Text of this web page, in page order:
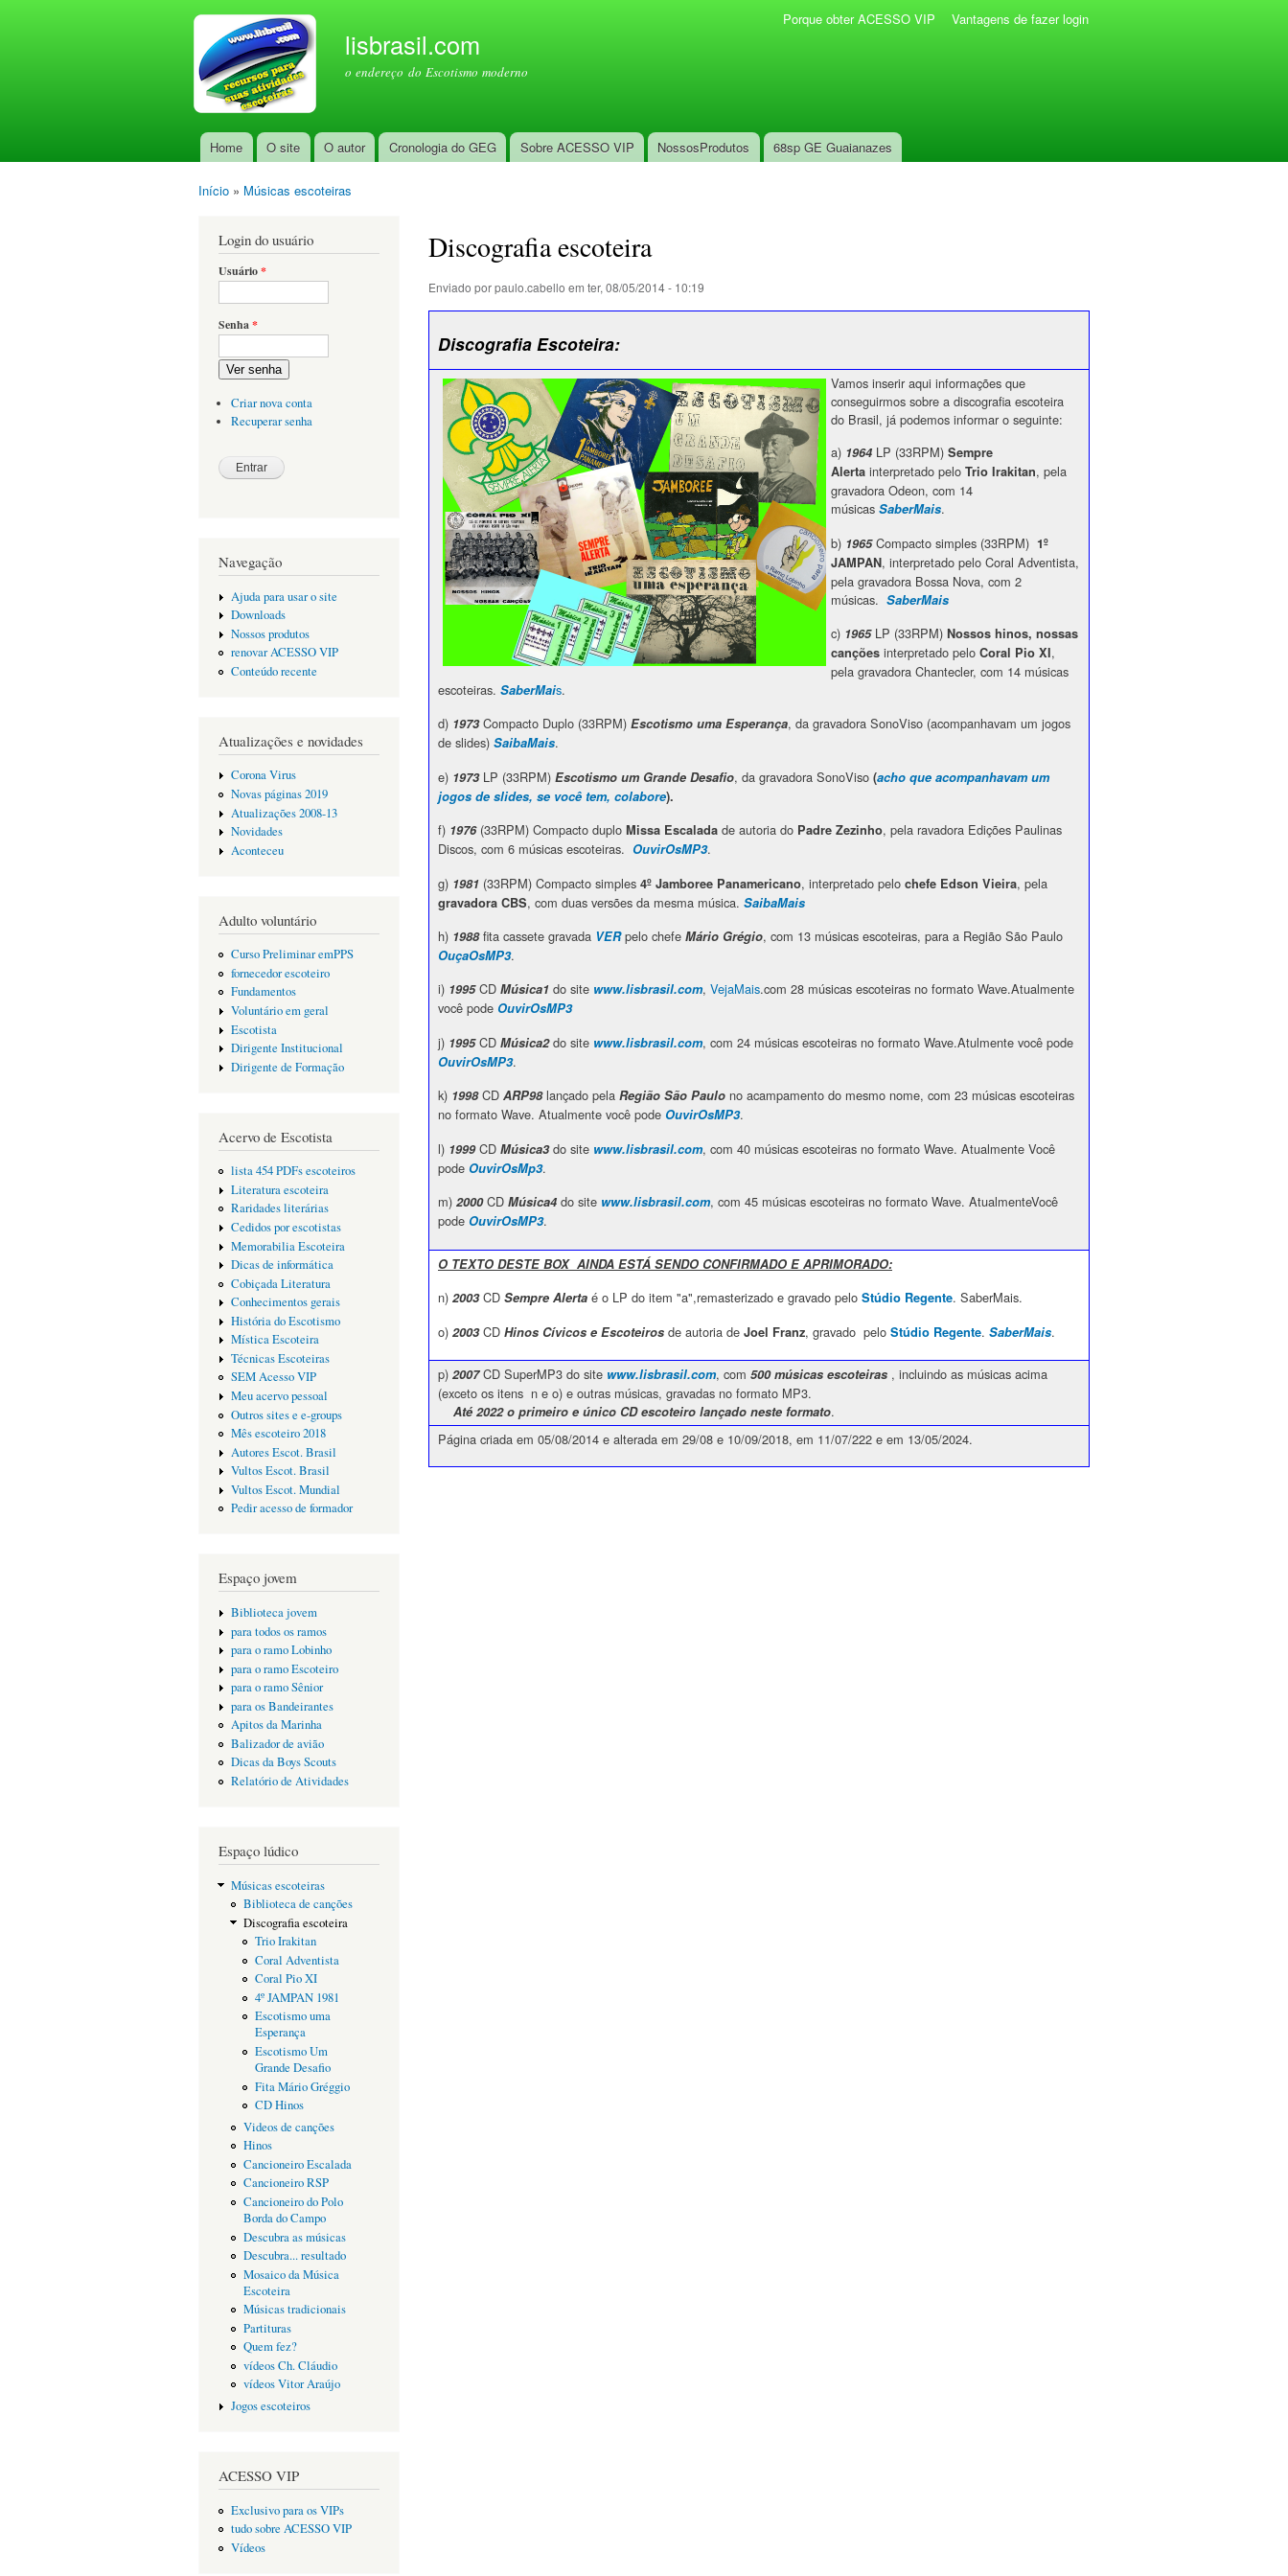
lisbrasil.com
o endereço do Escotismo moderno
Menu principal
Home O site O autor Cronologia do GEG Sobre ACESSO VIP NossosProdutos 68sp GE Guaianazes
Porque obter ACESSO VIP Vantagens de fazer login
Início » Músicas escoteiras
Login do usuário
Usuário*
Senha*
Ver senha
Criar nova conta
Recuperar senha
Navegação
Ajuda para usar o site
Downloads
Nossos produtos
renovar ACESSO VIP
Conteúdo recente
Atualizações e novidades
Corona Virus
Novas páginas 2019
Atualizações 2008-13
Novidades
Aconteceu
Adulto voluntário
Curso Preliminar emPPS
fornecedor escoteiro
Fundamentos
Voluntário em geral
Escotista
Dirigente Institucional
Dirigente de Formação
Acervo de Escotista
lista 454 PDFs escoteiros
Literatura escoteira
Raridades literárias
Cedidos por escotistas
Memorabilia Escoteira
Dicas de informática
Cobiçada Literatura
Conhecimentos gerais
História do Escotismo
Mística Escoteira
Técnicas Escoteiras
SEM Acesso VIP
Meu acervo pessoal
Outros sites e e-groups
Mês escoteiro 2018
Autores Escot. Brasil
Vultos Escot. Brasil
Vultos Escot. Mundial
Pedir acesso de formador
Espaço jovem
Biblioteca jovem
para todos os ramos
para o ramo Lobinho
para o ramo Escoteiro
para o ramo Sênior
para os Bandeirantes
Apitos da Marinha
Balizador de avião
Dicas da Boys Scouts
Relatório de Atividades
Espaço lúdico
Músicas escoteiras
Biblioteca de canções
Discografia escoteira
Trio Irakitan
Coral Adventista
Coral Pio XI
4º JAMPAN 1981
Escotismo uma
Esperança
Escotismo Um
Grande Desafio
Fita Mário Gréggio
CD Hinos
Videos de canções
Hinos
Cancioneiro Escalada
Cancioneiro RSP
Cancioneiro do Polo
Borda do Campo
Descubra as músicas
Descubra... resultado
Mosaico da Música
Escoteira
Músicas tradicionais
Partituras
Quem fez?
vídeos Ch. Cláudio
vídeos Vitor Araújo
Jogos escoteiros
ACESSO VIP
Exclusivo para os VIPs
tudo sobre ACESSO VIP
Vídeos
Discografia escoteira
Enviado porpaulo.cabello em ter, 08/05/2014 - 10:19
Discografia Escoteira:
Vamos inserir aqui informações que
conseguirmos sobre a discografia escoteira
do Brasil, já podemos informar o seguinte:
a) 1964 LP (33RPM) Sempre
Alerta interpretado pelo Trio Irakitan, pela
gravadora Odeon, com 14
músicas SaberMais.
b) 1965Compacto simples (33RPM) 1º
JAMPAN, interpretado pelo Coral Adventista,
pela gravadora Bossa Nova, com 2
músicas. SaberMais
c) 1965 LP (33RPM) Nossos hinos, nossas
canções interpretado pelo Coral Pio XI,
pela gravadora Chantecler, com 14 músicas
escoteiras. SaberMais.
d) 1973Compacto Duplo (33RPM) Escotismo uma Esperança, da gravadora SonoViso (acompanhavam um jogos
de slides) SaibaMais.
e) 1973 LP (33RPM) Escotismo um Grande Desafio, da gravadora SonoViso (acho que acompanhavam um
jogos de slides, se você tem, colabore).
f) 1976(33RPM) Compacto duplo Missa Escalada de autoria do Padre Zezinho, pela ravadora Edições Paulinas
Discos, com 6 músicas escoteiras. OuvirOsMP3.
g) 1981 (33RPM) Compacto simples 4º Jamboree Panamericano, interpretado pelo chefe Edson Vieira, pela
gravadora CBS, com duas versões da mesma música. SaibaMais
h) 1988fita cassete gravada VERpelo chefe Mário Grégio, com 13 músicas escoteiras, para a Região São Paulo
OuçaOsMP3.
i) 1995CD Música1 do site www.lisbrasil.com, VejaMais.com 28 músicas escoteiras no formato Wave.Atualmente
você pode OuvirOsMP3
j) 1995CD Música2do site www.lisbrasil.com, com 24 músicas escoteiras no formato Wave.Atulmente você pode
OuvirOsMP3.
k) 1998CD ARP98lançado pela Região São Paulo no acampamento do mesmo nome, com 23 músicas escoteiras
no formato Wave. Atualmente você pode OuvirOsMP3.
l) 1999CD Música3do site www.lisbrasil.com, com 40 músicas escoteiras no formato Wave. Atualmente Você
pode OuvirOsMp3.
m) 2000CD Música4 do site www.lisbrasil.com, com 45 músicas escoteiras no formato Wave. AtualmenteVocê
pode OuvirOsMP3.
O TEXTO DESTE BOX AINDA ESTÁ SENDO CONFIRMADO E APRIMORADO:
n) 2003CD Sempre Alerta é o LP do item "a",remasterizado e gravado pelo Stúdio Regente. SaberMais.
o) 2003CD Hinos Cívicos e Escoteiros de autoria de Joel Franz, gravado pelo Stúdio Regente. SaberMais.
p) 2007CD SuperMP3 do site www.lisbrasil.com, com 500 músicas escoteiras , incluindo as músicas acima
(exceto os itens n e o) e outras músicas, gravadas no formato MP3.
Até 2022 o primeiro e único CD escoteiro lançado neste formato.
Página criada em 05/08/2014 e alterada em 29/08 e 10/09/2018, em 11/07/222 e em 13/05/2024.